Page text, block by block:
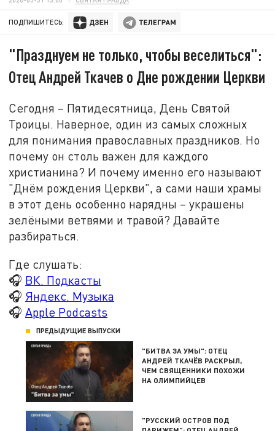
ПОДПИШИТЕСЬ:
"Празднуем не только, чтобы веселиться":
Отец Андрей Ткачев о Дне рождении Церкви
Сегодня – Пятидесятница, День Святой
Троицы. Наверное, один из самых сложных
для понимания православных праздников. Но
почему он столь важен для каждого
христианина? И почему именно его называют
"Днём рождения Церкви", а сами наши храмы
в этот день особенно нарядны – украшены
зелёными ветвями и травой? Давайте
разбираться.
Где слушать:
🎧 ВК. Подкасты
🎧 Яндекс. Музыка
🎧 Apple Podcasts
ПРЕДЫДУЩИЕ ВЫПУСКИ
"БИТВА ЗА УМЫ": ОТЕЦ
АНДРЕЙ ТКАЧЁВ РАСКРЫЛ,
ЧЕМ СВЯЩЕННИКИ ПОХОЖИ
НА ОЛИМПИЙЦЕВ
"РУССКИЙ ОСТРОВ ПОД